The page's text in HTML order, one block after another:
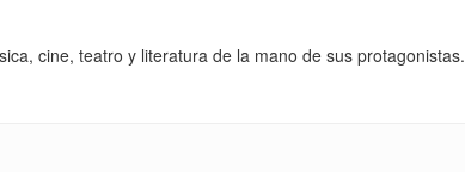
cine, teatro y literatura de la mano de sus protagonistas.